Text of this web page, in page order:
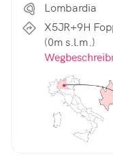
Lombardia
X5JR+9H
(0m s.l.m.)